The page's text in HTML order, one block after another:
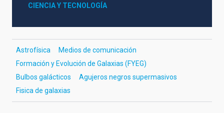
CIENCIA Y TECNOLOGÍA
Astrofísica
Medios de comunicación
Formación y Evolución de Galaxias (FYEG)
Bulbos galácticos
Agujeros negros supermasivos
Fisica de galaxias